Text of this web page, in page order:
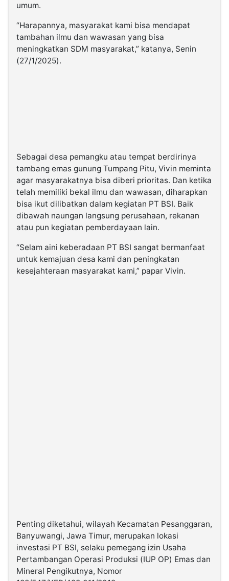
umum.
“Harapannya, masyarakat kami bisa mendapat
tambahan ilmu dan wawasan yang bisa
meningkatkan SDM masyarakat,” katanya, Senin
(27/1/2025).
Sebagai desa pemangku atau tempat berdirinya
tambang emas gunung Tumpang Pitu, Vivin meminta
agar masyarakatnya bisa diberi prioritas. Dan ketika
telah memiliki bekal ilmu dan wawasan, diharapkan
bisa ikut dilibatkan dalam kegiatan PT BSI. Baik
dibawah naungan langsung perusahaan, rekanan
atau pun kegiatan pemberdayaan lain.
“Selam aini keberadaan PT BSI sangat bermanfaat
untuk kemajuan desa kami dan peningkatan
kesejahteraan masyarakat kami,” papar Vivin.
Penting diketahui, wilayah Kecamatan Pesanggaran,
Banyuwangi, Jawa Timur, merupakan lokasi
investasi PT BSI, selaku pemegang izin Usaha
Pertambangan Operasi Produksi (IUP OP) Emas dan
Mineral Pengikutnya, Nomor